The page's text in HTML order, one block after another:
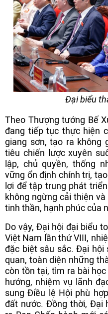
Đại biểu
Theo Thượng tướng Bế
đang tiếp tục thực hiện
giang sơn, tạo ra không
tiêu chiến lược xuyên
lập, chủ quyền, thống
vững ổn định chính trị,
lợi để tập trung phát
không ngừng cải thiện
tinh thần, hạnh phúc của
Do vậy, Đại hội đại biểu
Việt Nam lần thứ VIII,
đặc biệt sâu sắc. Đại hội
quan, toàn diện những
còn tồn tại, tìm ra bài
hướng, nhiệm vụ lãnh
sung Điều lệ Hội phù
đất nước. Đồng thời, Đại